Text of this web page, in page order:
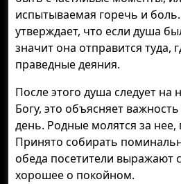
испытываемая горечь и
утверждает, что если душа
значит она отправится туда,
праведные деяния.
После этого душа следует на
Богу, это объясняет
день. Родные молятся за
Принято собирать
обеда посетители выражают
хорошее о покойном.